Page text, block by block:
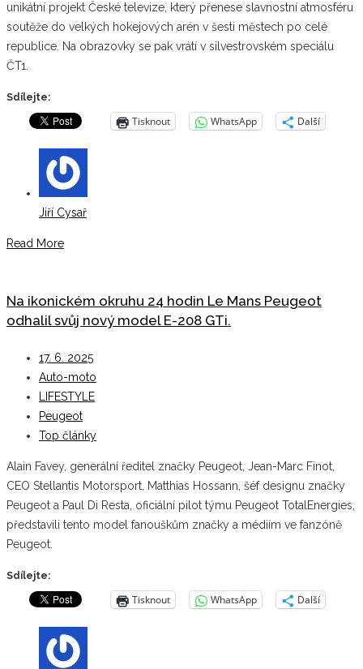
unikátní projekt České televize, který přenese slavnostní atmosféru
soutěže do velkých hokejových arén v šesti městech po celé
republice. Na obrazovky se pak vrátí v silvestrovském speciálu
ČT1.
Sdílejte:
Tisknout WhatsApp Další
Jiří Cysař
Read More
Na ikonickém okruhu 24 hodin Le Mans Peugeot
odhalil svůj nový model E-208 GTi.
17. 6. 2025
Auto-moto
LIFESTYLE
Peugeot
Top články
Alain Favey, generální ředitel značky Peugeot, Jean-Marc Finot,
CEO Stellantis Motorsport, Matthias Hossann, šéf designu značky
Peugeot a Paul Di Resta, oficiální pilot týmu Peugeot TotalEnergies,
představili tento model fanouškům značky a médiím ve fanzóně
Peugeot.
Sdílejte:
Tisknout WhatsApp Další